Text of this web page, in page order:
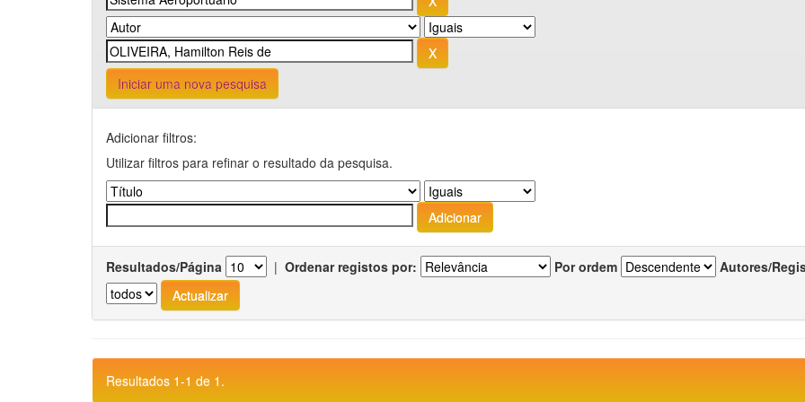
Iniciar uma nova pesquisa
Adicionar filtros:
Utilizar filtros para refinar o resultado da pesquisa.
Resultados/Página | Ordenar registos por: Por ordem Autores/
Resultados 1-1 de 1.